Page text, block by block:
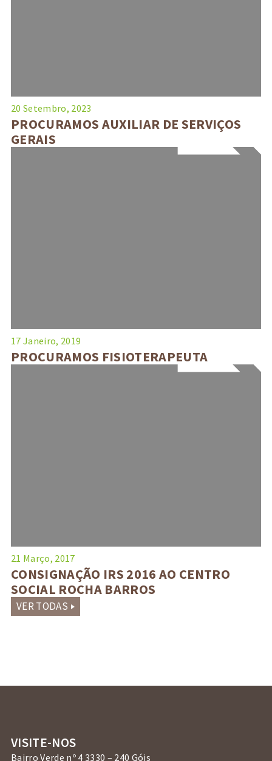
20 Setembro, 2023
PROCURAMOS AUXILIAR DE SERVIÇOS
GERAIS
17 Janeiro, 2019
PROCURAMOS FISIOTERAPEUTA
21 Março, 2017
CONSIGNAÇÃO IRS 2016 AO CENTRO
SOCIAL ROCHA BARROS
VER TODAS
VISITE-NOS
Bairro Verde nº 4 3330 – 240 Góis